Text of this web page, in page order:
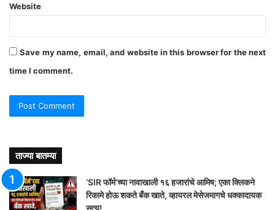
Website
Save my name, email, and website in this browser for the next
time I comment.
ताज्या बातम्या
‘SIR फॉर्म’च्या नावाखाली १६ हजारांचे आमिष; एका क्लिकने
रिकामे होऊ शकते बँक खाते, व्हायरल मेसेजमागचे धक्कादायक
सत्य!